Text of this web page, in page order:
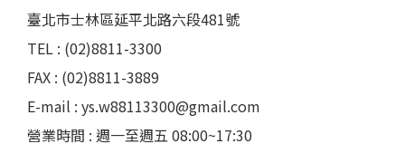
臺北市士林區延平北路六段481號
TEL : (02)8811-3300
FAX : (02)8811-3889
E-mail : ys.w88113300@gmail.com
營業時間 : 週一至週五 08:00~17:30